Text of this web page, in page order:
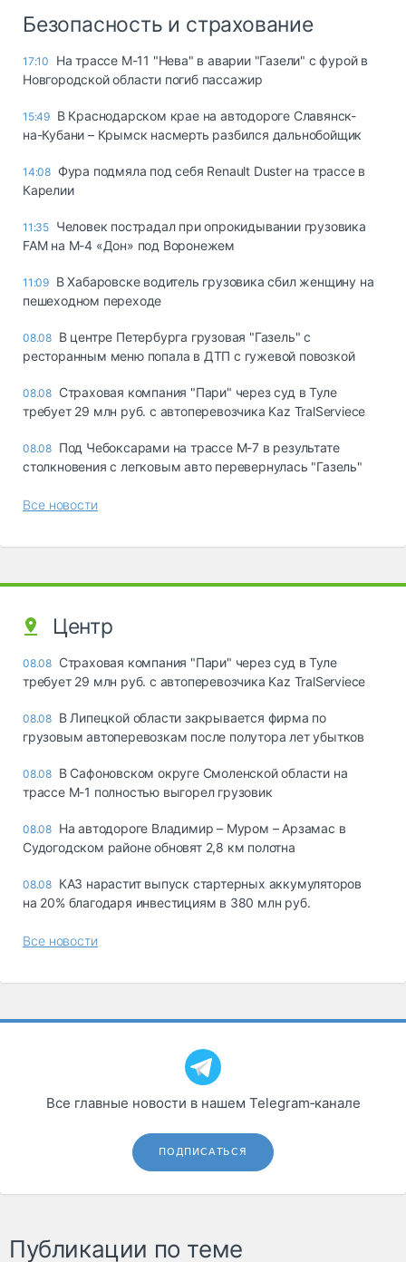
Безопасность и страхование
17:10
На трассе М-11 "Нева" в аварии "Газели" с фурой в
Новгородской области погиб пассажир
15:49 В Краснодарском крае на автодороге Славянск-
на-Кубани – Крымск насмерть разбился дальнобойщик
14:08 Фура подмяла под себя Renault Duster на трассе в
Карелии
11:35 Человек пострадал при опрокидывании грузовика
FAM на М-4 «Дон» под Воронежем
11:09 В Хабаровске водитель грузовика сбил женщину на
пешеходном переходе
08.08 В центре Петербурга грузовая "Газель" с
ресторанным меню попала в ДТП с гужевой повозкой
08.08 Страховая компания "Пари" через суд в Туле
требует 29 млн руб. с автоперевозчика Kaz TralServiece
08.08 Под Чебоксарами на трассе М-7 в результате
столкновения с легковым авто перевернулась "Газель"
Все новости
Центр
08.08 Страховая компания "Пари" через суд в Туле
требует 29 млн руб. с автоперевозчика Kaz TralServiece
08.08 В Липецкой области закрывается фирма по
грузовым автоперевозкам после полутора лет убытков
08.08 В Сафоновском округе Смоленской области на
трассе М-1 полностью выгорел грузовик
08.08 На автодороге Владимир – Муром – Арзамас в
Судогодском районе обновят 2,8 км полотна
08.08 КАЗ нарастит выпуск стартерных аккумуляторов
на 20% благодаря инвестициям в 380 млн руб.
Все новости
Все главные новости в нашем Telegram‑канале
ПОДПИСАТЬСЯ
Публикации по теме